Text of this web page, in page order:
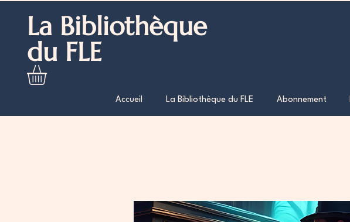
La Bibliothèque
du FLE
Accueil La Bibliothèque du FLE Abonnement